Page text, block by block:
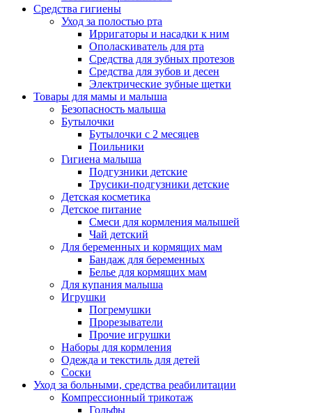
Средства гигиены
Уход за полостью рта
Ирригаторы и насадки к ним
Ополаскиватель для рта
Средства для зубных протезов
Средства для зубов и десен
Электрические зубные щетки
Товары для мамы и малыша
Безопасность малыша
Бутылочки
Бутылочки с 2 месяцев
Поильники
Гигиена малыша
Подгузники детские
Трусики-подгузники детские
Детская косметика
Детское питание
Смеси для кормления малышей
Чай детский
Для беременных и кормящих мам
Бандаж для беременных
Белье для кормящих мам
Для купания малыша
Игрушки
Погремушки
Прорезыватели
Прочие игрушки
Наборы для кормления
Одежда и текстиль для детей
Соски
Уход за больными, средства реабилитации
Компрессионный трикотаж
Гольфы